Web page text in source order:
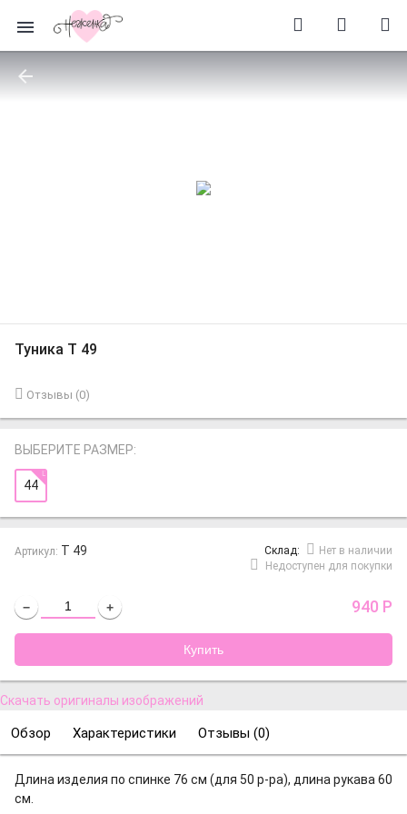
Туника Т 49
Отзывы (0)
ВЫБЕРИТЕ РАЗМЕР:
44
Артикул: Т 49 Cклад:
Нет в наличии
Недоступен для покупки
− + 940 Р
Скачать оригиналы изображений
Обзор Характеристики Отзывы (0)
Длина изделия по спинке 76 см (для 50 р-ра), длина рукава 60
см.